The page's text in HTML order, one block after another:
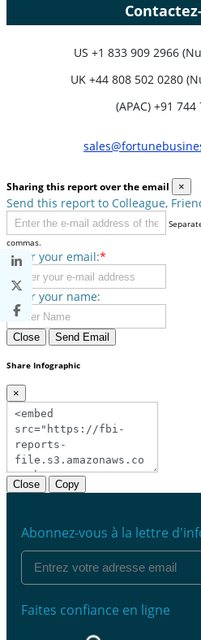
US +1 833 909 2966
UK +44 808 502 0280
(APAC) +91
Sharing this report over the email ×
Send this report to Colleague,
commas.
Enter your email:*
Enter your name:
Close Send Email
Share Infographic
×
Close Copy
Abonnez-vous à la lettre
Faites confiance en ligne